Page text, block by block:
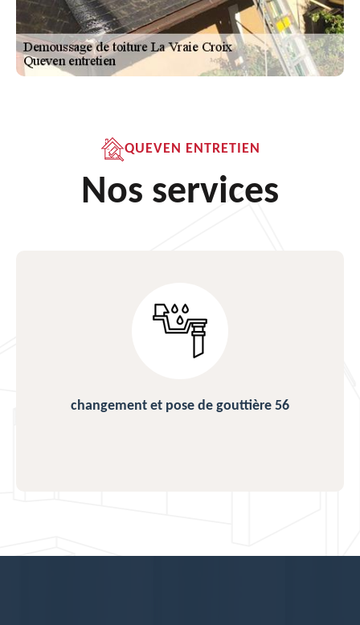
QUEVEN ENTRETIEN
Nos services
changement et pose de gouttière 56